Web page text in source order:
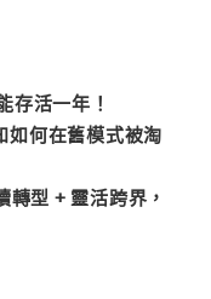
存活一年！
如何在舊模式被淘
型 + 靈活跨界，